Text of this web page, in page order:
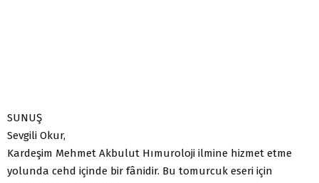
SUNUŞ
Sevgili Okur,
Kardeşim Mehmet Akbulut Hımuroloji ilmine hizmet etme
yolunda cehd içinde bir fânidir. Bu tomurcuk eseri için